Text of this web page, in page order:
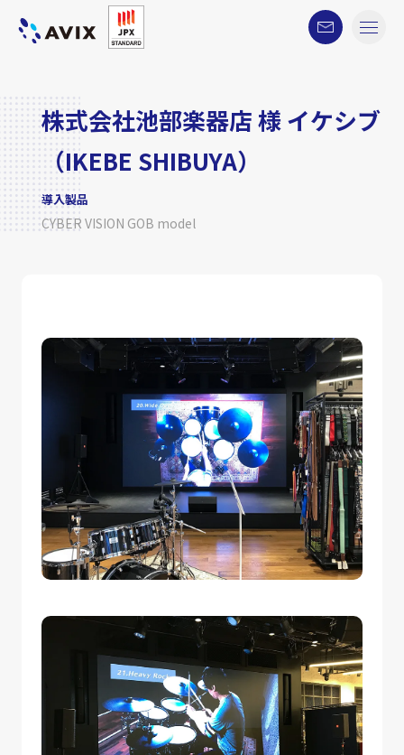
株式会社池部楽器店 様 イケシブ
（IKEBE SHIBUYA）
導入製品
CYBER VISION GOB model